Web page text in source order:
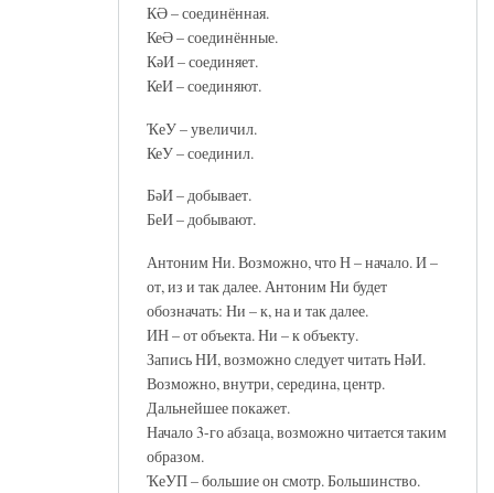
КӘ – соединённая.
КеӘ – соединённые.
КәИ – соединяет.
КеИ – соединяют.
ҠеУ – увеличил.
КеУ – соединил.
БәИ – добывает.
БеИ – добывают.
Антоним Ни. Возможно, что Н – начало. И –
от, из и так далее. Антоним Ни будет
обозначать: Ни – к, на и так далее.
ИН – от объекта. Ни – к объекту.
Запись НИ, возможно следует читать НәИ.
Возможно, внутри, середина, центр.
Дальнейшее покажет.
Начало 3-го абзаца, возможно читается таким
образом.
ҠеУП – большие он смотр. Большинство.